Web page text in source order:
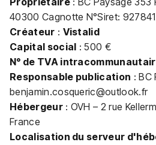
40300 Cagnotte N°Siret:
Créateur : Vistalid
Capital social : 500 €
N° de TVA
Responsable publication : BC
benjamin.cosqueric@outlook.fr
Hébergeur: OVH – 2 rue
France
Localisation du serveur